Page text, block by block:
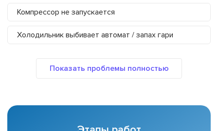
Компрессор не запускается
Холодильник выбивает автомат / запах гари